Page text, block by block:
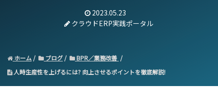
2023.05.23
クラウドERP実践ポータル
ホーム ブログ
BPR／業務改善
人時生産性を上げるには? 向上させるポイントを徹底解説!